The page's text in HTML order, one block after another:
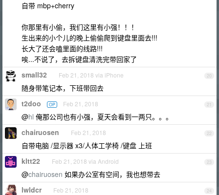
自带 mbp+cherry
你那里有小偷，我们这里有小强！！！
生出来的小个儿的晚上偷偷爬到键盘里面去!!!
长大了还会嗑里面的线路!!!
唉...不说了，去拆键盘清洗完带回家了
20
small32 Feb 21, 2018 via iPhone
随身带笔记本，下班带回去
21
t2doo OP Feb 21, 2018
@hl 俺那公司也有小强，夏天会看到一两只。。。
22
chairuosen Feb 21, 2018
自带电脑 /显示器 x3/人体工学椅 /键盘 上班
23
kltt22 Feb 21, 2018 via Android
@chairuosen 如果办公室有空间，我也想带去
24
lwldcr Feb 21, 2018